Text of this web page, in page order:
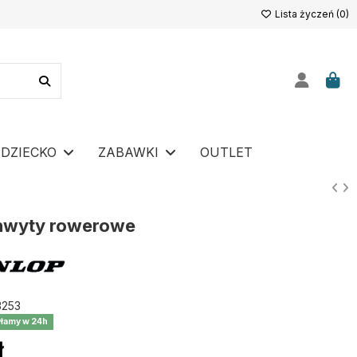
Lista życzeń (0)
DZIECKO ZABAWKI OUTLET
rowerowe
w 24h